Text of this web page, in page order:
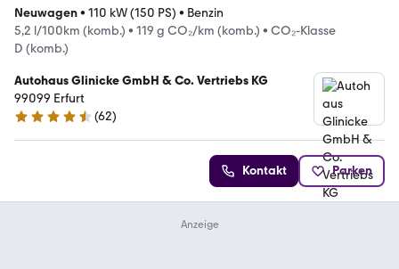
Neuwagen• 110 kW (150 PS) • Benzin
5,2 l/100km (komb.) • 119 g CO₂/km (komb.) • CO₂-Klasse
D (komb.)
Autohaus Glinicke GmbH & Co. Vertriebs KG
99099 Erfurt
4.5 Sterne
(62)
Kontakt Parken